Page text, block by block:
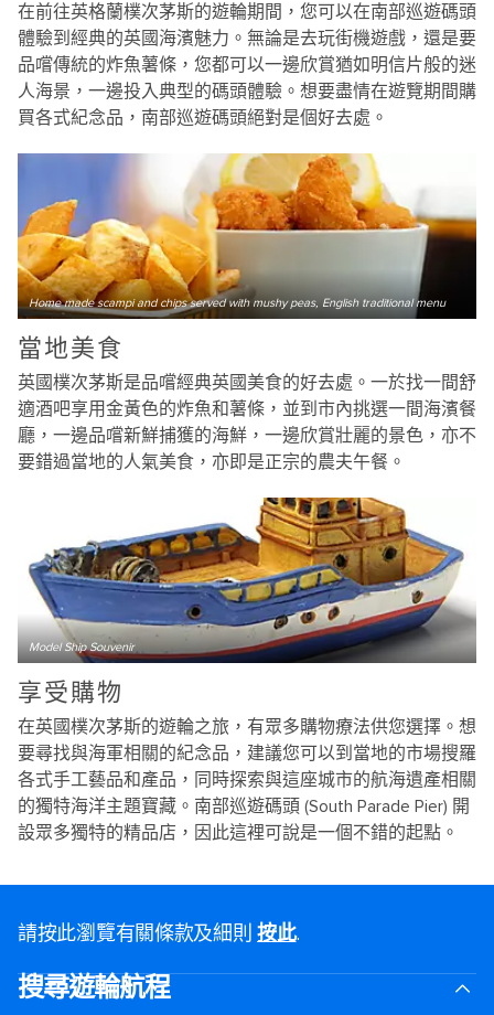
在前往英格蘭樸次茅斯的遊輪期間，您可以在南部巡遊碼頭
體驗到經典的英國海濱魅力。無論是去玩街機遊戲，還是要
品嚐傳統的炸魚薯條，您都可以一邊欣賞猶如明信片般的迷
人海景，一邊投入典型的碼頭體驗。想要盡情在遊覽期間購
買各式紀念品，南部巡遊碼頭絕對是個好去處。
Home made scampi and chips served with mushy peas, English traditional menu
當地美食
英國樸次茅斯是品嚐經典英國美食的好去處。一於找一間舒
適酒吧享用金黃色的炸魚和薯條，並到市內挑選一間海濱餐
廳，一邊品嚐新鮮捕獲的海鮮，一邊欣賞壯麗的景色，亦不
要錯過當地的人氣美食，亦即是正宗的農夫午餐。
Model Ship Souvenir
享受購物
在英國樸次茅斯的遊輪之旅，有眾多購物療法供您選擇。想
要尋找與海軍相關的紀念品，建議您可以到當地的市場搜羅
各式手工藝品和產品，同時探索與這座城市的航海遺產相關
的獨特海洋主題寶藏。南部巡遊碼頭 (South Parade Pier) 開
設眾多獨特的精品店，因此這裡可說是一個不錯的起點。
請按此瀏覽有關條款及細則按此.
搜尋遊輪航程